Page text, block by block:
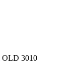
OLD 3010